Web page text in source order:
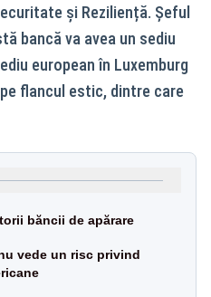
și Reziliență. Șeful
bancă va avea un sediu
european în Luxemburg
flancul estic, dintre care
băncii de apărare
vede un risc privind